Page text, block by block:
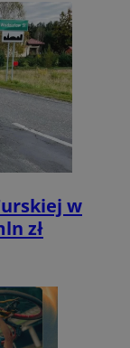
w
zł